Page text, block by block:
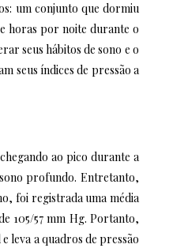
um conjunto que dormiu
horas por noite durante o
seus hábitos de sono e o
seus índices de pressão a
ao pico durante a
profundo. Entretanto,
foi registrada uma média
105/57 mm Hg. Portanto,
leva a quadros de pressão